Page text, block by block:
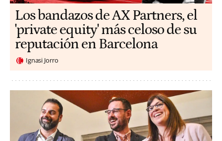
Los bandazos de AX Partners, el
'private equity' más celoso de su
reputación en Barcelona
Ignasi Jorro